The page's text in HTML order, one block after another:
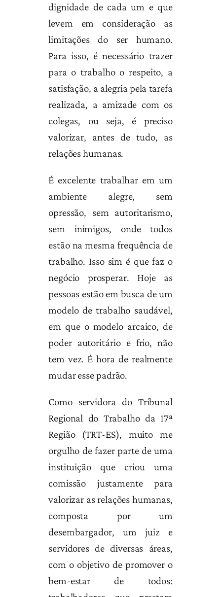
dignidade de cada um e que
levem em consideração as
limitações do ser humano.
Para isso, é necessário trazer
para o trabalho o respeito, a
satisfação, a alegria pela tarefa
realizada, a amizade com os
colegas, ou seja, é preciso
valorizar, antes de tudo, as
relações humanas.
É excelente trabalhar em um
ambiente alegre, sem
opressão, sem autoritarismo,
sem inimigos, onde todos
estão na mesma frequência de
trabalho. Isso sim é que faz o
negócio prosperar. Hoje as
pessoas estão em busca de um
modelo de trabalho saudável,
em que o modelo arcaico, de
poder autoritário e frio, não
tem vez. É hora de realmente
mudar esse padrão.
Como servidora do Tribunal
Regional do Trabalho da 17ª
Região (TRT-ES), muito me
orgulho de fazer parte de uma
instituição que criou uma
comissão justamente para
valorizar as relações humanas,
composta por um
desembargador, um juiz e
servidores de diversas áreas,
com o objetivo de promover o
bem-estar de todos: